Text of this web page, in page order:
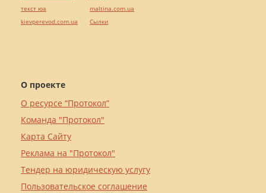
О проекте
О ресурсе “Протокол”
Команда "Протокол"
Карта Сайту
Реклама на "Протокол"
Тендер на юридическую услугу
Пользовательское соглашение
текст юа
kievperevod.com.ua
maltina.com.ua
Cылки